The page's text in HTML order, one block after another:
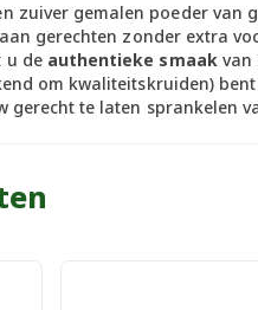
zuiver gemalen poeder
gerechten zonder extra
u de authentieke smaakvan
om kwaliteitskruiden)
te laten sprankelen